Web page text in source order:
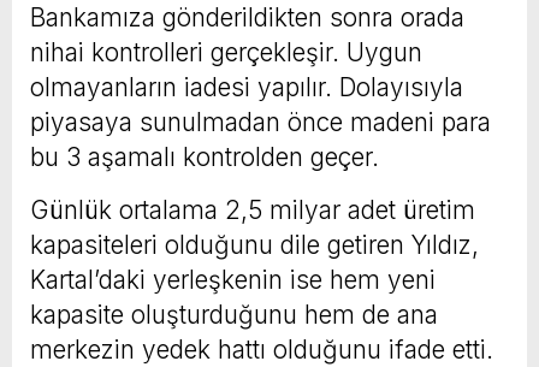
Bankamıza gönderildikten sonra orada
nihai kontrolleri gerçekleşir. Uygun
olmayanların iadesi yapılır. Dolayısıyla
piyasaya sunulmadan önce madeni para
bu 3 aşamalı kontrolden geçer.
Günlük ortalama 2,5 milyar adet üretim
kapasiteleri olduğunu dile getiren Yıldız,
Kartal’daki yerleşkenin ise hem yeni
kapasite oluşturduğunu hem de ana
merkezin yedek hattı olduğunu ifade etti.